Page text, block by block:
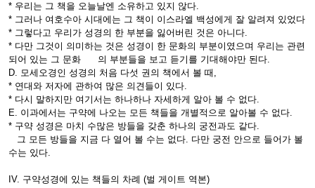
* 우리는 그 책을 오늘날엔 소유하고 있지 않다.
* 그러나 여호수아 시대에는 그 책이 이스라엘 백성에게 잘 알려져 있었다
* 그렇다고 우리가 성경의 한 부분을 잃어버린 것은 아니다.
* 다만 그것이 의미하는 것은 성경이 한 문화의 부분이였으며 우리는 관련
되어 있는 그 문화 의 부분들을 보고 듣기를 기대해야만 된다.
D. 모세오경인 성경의 처음 다섯 권의 책에서 볼 때,
* 연대와 저자에 관하여 많은 의견들이 있다.
* 다시 말하지만 여기서는 하나하나 자세하게 알아 볼 수 없다.
E. 이과에서는 구약에 나오는 모든 책들을 개별적으로 알아볼 수 없다.
* 구약 성경은 마치 수많은 방들을 갖춘 하나의 궁전과도 같다.
그 모든 방들을 지금 다 열어 볼 수는 없다. 다만 궁전 안으로 들어가 볼
수는 있다.
IV. 구약성경에 있는 책들의 차례 (벌 게이트 역본)